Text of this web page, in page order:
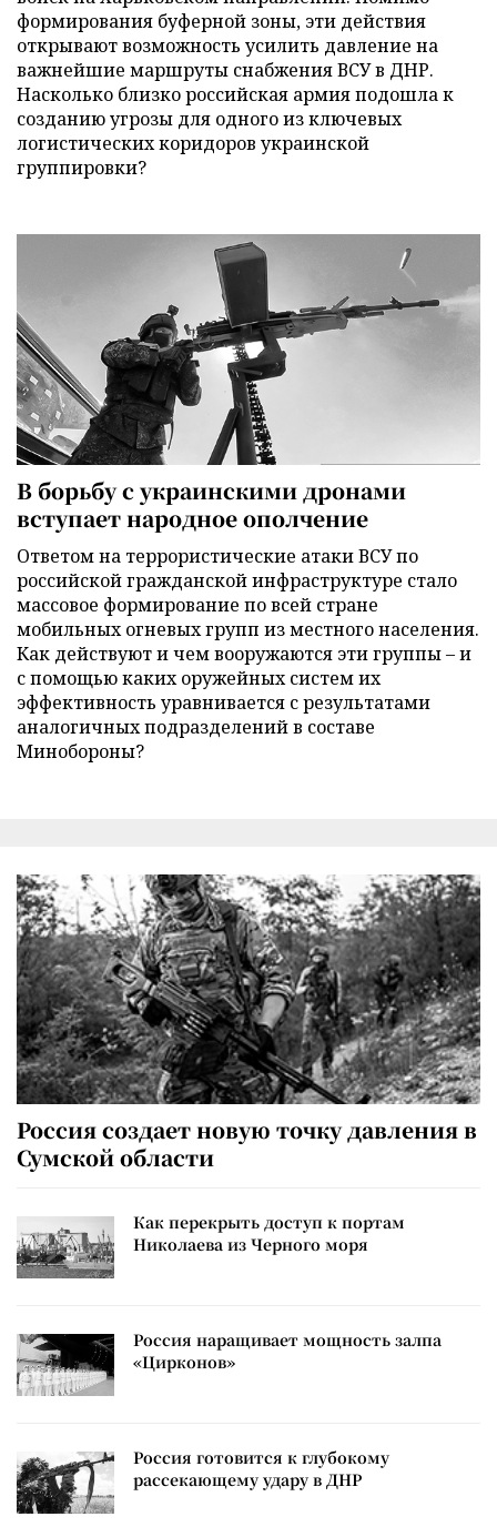
формирования буферной зоны, эти действия
открывают возможность усилить давление на
важнейшие маршруты снабжения ВСУ в ДНР.
Насколько близко российская армия подошла к
созданию угрозы для одного из ключевых
логистических коридоров украинской
группировки?
В борьбу с украинскими дронами
вступает народное ополчение
Ответом на террористические атаки ВСУ по
российской гражданской инфраструктуре стало
массовое формирование по всей стране
мобильных огневых групп из местного населения.
Как действуют и чем вооружаются эти группы – и
с помощью каких оружейных систем их
эффективность уравнивается с результатами
аналогичных подразделений в составе
Минобороны?
Россия создает новую точку давления в
Сумской области
Как перекрыть доступ к портам
Николаева из Черного моря
Россия наращивает мощность залпа
«Цирконов»
Россия готовится к глубокому
рассекающему удару в ДНР